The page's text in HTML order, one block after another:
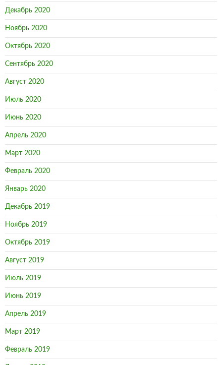
Декабрь 2020
Ноябрь 2020
Октябрь 2020
Сентябрь 2020
Август 2020
Июль 2020
Июнь 2020
Апрель 2020
Март 2020
Февраль 2020
Январь 2020
Декабрь 2019
Ноябрь 2019
Октябрь 2019
Август 2019
Июль 2019
Июнь 2019
Апрель 2019
Март 2019
Февраль 2019